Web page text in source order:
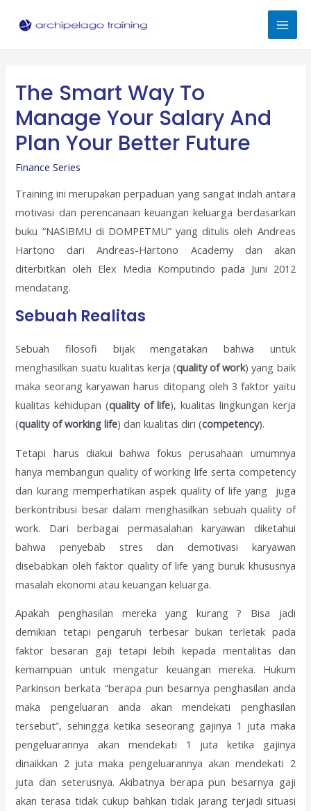
The Smart Way To
Manage Your Salary And
Plan Your Better Future
Finance Series
Training ini merupakan perpaduan yang sangat indah antara
motivasi dan perencanaan keuangan keluarga berdasarkan
buku “NASIBMU di DOMPETMU” yang ditulis oleh Andreas
Hartono dari Andreas-Hartono Academy dan akan
diterbitkan oleh Elex Media Komputindo pada Juni 2012
mendatang.
Sebuah Realitas
Sebuah filosofi bijak mengatakan bahwa untuk
menghasilkan suatu kualitas kerja (quality of work) yang baik
maka seorang karyawan harus ditopang oleh 3 faktor yaitu
kualitas kehidupan (quality of life), kualitas lingkungan kerja
(quality of working life) dan kualitas diri (competency).
Tetapi harus diakui bahwa fokus perusahaan umumnya
hanya membangun quality of working life serta competency
dan kurang memperhatikan aspek quality of life yang juga
berkontribusi besar dalam menghasilkan sebuah quality of
work. Dari berbagai permasalahan karyawan diketahui
bahwa penyebab stres dan demotivasi karyawan
disebabkan oleh faktor quality of life yang buruk khususnya
masalah ekonomi atau keuangan keluarga.
Apakah penghasilan mereka yang kurang ? Bisa jadi
demikian tetapi pengaruh terbesar bukan terletak pada
faktor besaran gaji tetapi lebih kepada mentalitas dan
kemampuan untuk mengatur keuangan mereka. Hukum
Parkinson berkata “berapa pun besarnya penghasilan anda
maka pengeluaran anda akan mendekati penghasilan
tersebut”, sehingga ketika seseorang gajinya 1 juta maka
pengeluarannya akan mendekati 1 juta ketika gajinya
dinaikkan 2 juta maka pengeluarannya akan mendekati 2
juta dan seterusnya. Akibatnya berapa pun besarnya gaji
akan terasa tidak cukup bahkan tidak jarang terjadi situasi